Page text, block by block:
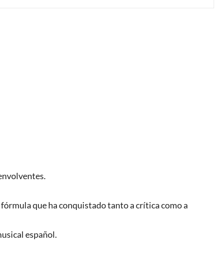
que ha conquistado tanto a crítica como a
español.